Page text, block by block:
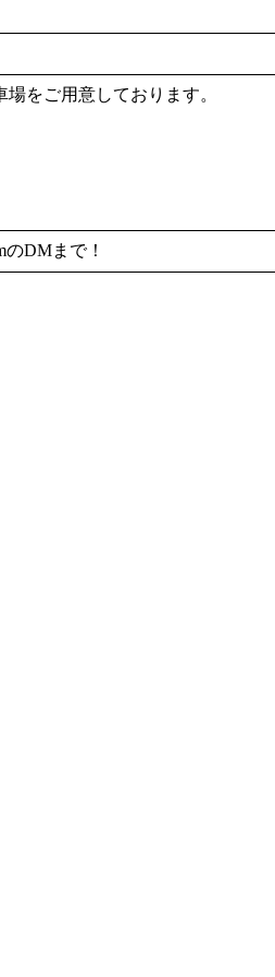
をご用意しております。
DMまで！